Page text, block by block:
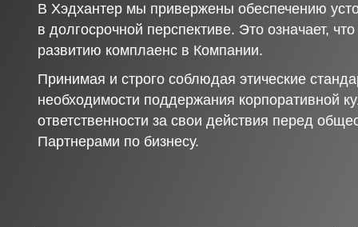
В Хэдхантер мы привержены обеспечению
в долгосрочной перспективе. Это означает,
развитию комплаенс в Компании.
Принимая и строго соблюдая этические
необходимости поддержания корпоративной
ответственности за свои действия перед
Партнерами по бизнесу.